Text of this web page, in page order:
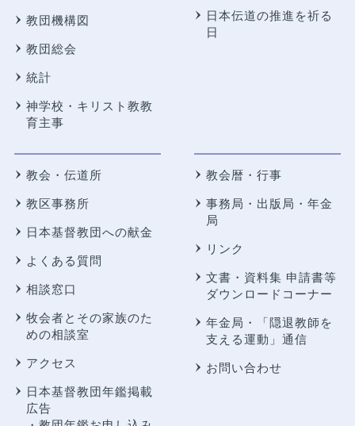
教団機構図
教団総会
統計
神学校・キリスト教教
育主事
日本伝道の推進を祈る
日
教会・伝道所
教区事務所
日本基督教団への献金
よくある質問
相談窓口
牧会者とその家族のた
めの相談室
アクセス
日本基督教団年鑑掲載
広告
教会暦・行事
事務局・出版局・年金
局
リンク
文書・資料集 申請書等
ダウンロードコーナー
年金局・
「隠退教師を
支える運動」通信
お問い合わせ